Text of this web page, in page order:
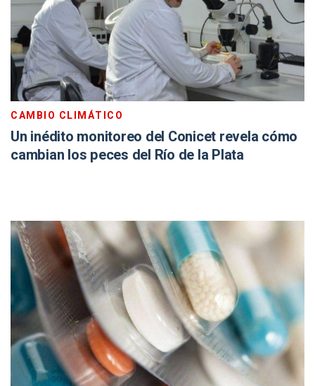
CAMBIO CLIMÁTICO
Un inédito monitoreo del Conicet revela cómo
cambian los peces del Río de la Plata